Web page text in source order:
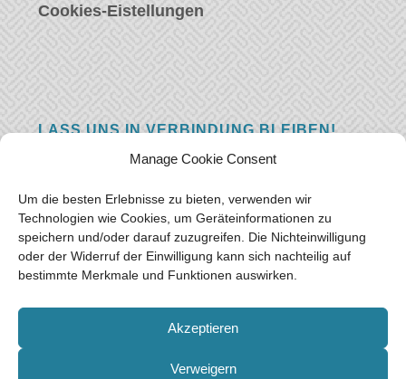
Manage Cookie Consent
Um die besten Erlebnisse zu bieten, verwenden wir
Technologien wie Cookies, um Geräteinformationen zu
speichern und/oder darauf zuzugreifen. Die Nichteinwilligung
oder der Widerruf der Einwilligung kann sich nachteilig auf
bestimmte Merkmale und Funktionen auswirken.
Akzeptieren
Verweigern
Cookies-Eistellungen
LASS UNS IN VERBINDUNG BLEIBEN!
Hast eine Frage, einen Kommentar, oder
von euch hören! Hinterlasse uns eine
Nachricht und wir werden so schnell wie
möglich antworten.Vielen Dank!
E-mail:freeoceantravelers [at] gmail.com